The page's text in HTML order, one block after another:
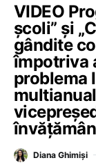
VIDEO
școli” și
gândite
împotriva
problema
Diana Ghimiși